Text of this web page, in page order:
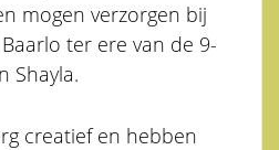
mogen verzorgen bij
ter ere van de 9-
Shayla.
creatief en hebben